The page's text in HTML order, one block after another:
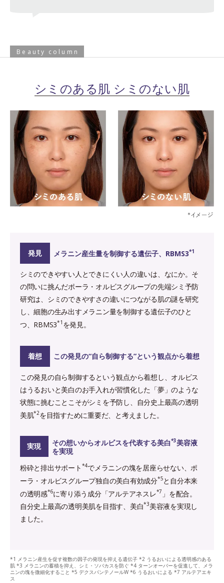
Beauty column
シミのある肌 シミのない肌
発見 メラニン産生量を制御する遺伝子、RBMS3*1
シミのできやすい人とできにくい人の違いは、なにか。そ
の問いに挑んだポーラ・オルビスグループの先端シミ予防
研究は、シミのできやすさの違いにつながる肌の謎を研究
し、細胞の生み出すメラニン量を制御する遺伝子のひと
つ、RBMS3*1 を発見。
着想 この発見の“自ら制御する”という観点から着想
この発見の自ら制御するという観点から着想し、オルビス
はうるおいと美白のお手入れが習慣化した「夢」のような
状態に挑むことこそがシミを予防し、自分史上最高の透明
美肌*2を目指すために重要だ、と考えました。
実現 その想いからオルビスを代表する美白*3美容液
を実現
粉砕と排出サポート *4でメラニンの塊を居座らせない、ポ
ーラ・オルビスグループ独自の美白有効成分*5と自分本来
の透明感*6に寄り添う成分「アルテアネスレ*7 」を配合。
自分史上最高の透明美肌を目指す、美白*3美容液を実現し
ました。
*1 メラニン産生を促す複数の因子の発現を抑える遺伝子 *2 うるおいによる透明感のある
肌 *3 メラニンの蓄積を抑え、シミ・ソバカスを防ぐ *4 ターンオーバーを促進して、メラ
ニンの塊を微細化すること *5 デクスパンテノールW *6 うるおいによる *7 アルテアエキ
ス